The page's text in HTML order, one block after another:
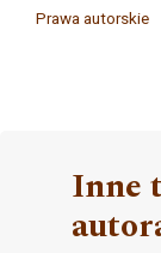
Prawa autorskie
Inne